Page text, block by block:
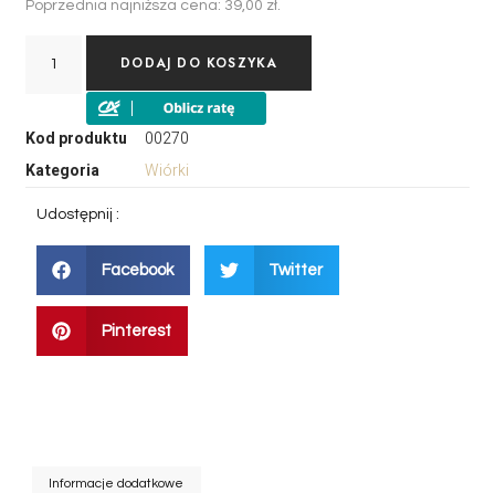
Poprzednia najniższa cena: 39,00 zł.
DODAJ DO KOSZYKA
Kod produktu
00270
Kategoria
Wiórki
Udostępnij :
Facebook Twitter
Pinterest
Informacje dodatkowe